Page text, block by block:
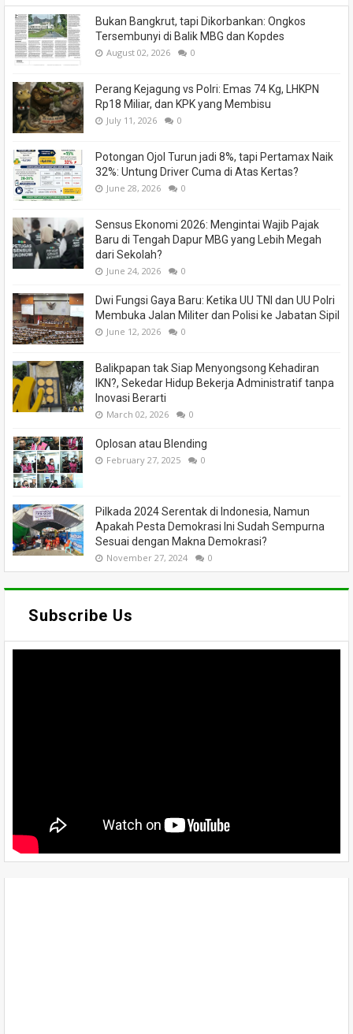
Bukan Bangkrut, tapi Dikorbankan: Ongkos
Tersembunyi di Balik MBG dan Kopdes
August 02, 2026 0
Perang Kejagung vs Polri: Emas 74 Kg, LHKPN
Rp18 Miliar, dan KPK yang Membisu
July 11, 2026 0
Potongan Ojol Turun jadi 8%, tapi Pertamax Naik
32%: Untung Driver Cuma di Atas Kertas?
June 28, 2026 0
Sensus Ekonomi 2026: Mengintai Wajib Pajak
Baru di Tengah Dapur MBG yang Lebih Megah
dari Sekolah?
June 24, 2026 0
Dwi Fungsi Gaya Baru: Ketika UU TNI dan UU Polri
Membuka Jalan Militer dan Polisi ke Jabatan Sipil
June 12, 2026 0
Balikpapan tak Siap Menyongsong Kehadiran
IKN?, Sekedar Hidup Bekerja Administratif tanpa
Inovasi Berarti
March 02, 2026 0
Oplosan atau Blending
February 27, 2025 0
Pilkada 2024 Serentak di Indonesia, Namun
Apakah Pesta Demokrasi Ini Sudah Sempurna
Sesuai dengan Makna Demokrasi?
November 27, 2024 0
Subscribe Us